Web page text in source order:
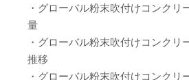
・グローバル粉末吹付けコンクリ
量
・グローバル粉末吹付けコンクリ
推移
・グローバル粉末吹付けコンクリ